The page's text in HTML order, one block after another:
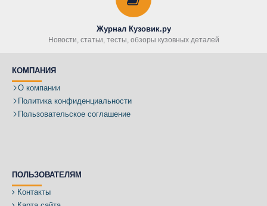
Журнал Кузовик.ру
Новости, статьи, тесты, обзоры кузовных деталей
КОМПАНИЯ
О компании
Политика конфиденциальности
Пользовательское соглашение
ПОЛЬЗОВАТЕЛЯМ
Контакты